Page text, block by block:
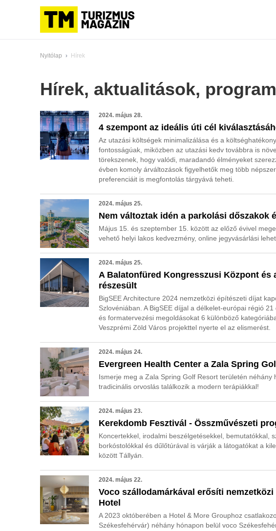
Nyitólap › Hírek
Hírek, aktualitások,
2024. május 28.
4 szempont az ideális úti cél
Az utazási költségek minimalizálása és a
fontosságúak, miközben az utazási kedv továbbra is
törekszenek, hogy valódi, maradandó élményeket
évben komoly árváltozások figyelhetők meg több
preferenciáit is megfontolás tárgyává teheti.
2024. május 25.
Nem változtak idén a parkolási dőszakok
Május 15. és szeptember 15. között az előző évivel
vehető helyi lakos kedvezmény, online jegyvásárlási
2024. május 25.
A Balatonfüred Kongresszusi Központ és
részesült
BigSEE Architecture 2024 nemzetközi építészeti díjat
Szlovéniában. A BigSEE díjjal a délkelet-európai régió
és formatervezési megoldásokat 6 különböző
Veszprémi Zöld Város projekttel nyerte el az elismerést.
2024. május 24.
Evergreen Health Center a Zala Spring
Ismerje meg a Zala Spring Golf Resort területén
tradicinális orvoslás találkozik a modern terápiákkal!
2024. május 23.
Kerekdomb Fesztivál - Összművészeti
Koncertekkel, irodalmi beszélgetésekkel, bemutatókkal,
borkóstolókkal és dűlőtúrával is várják a látogatókat a
között Tállyán.
2024. május 22.
Voco szállodamárkával erősíti
Hotel
A 2023 októberében a Hotel & More Grouphoz
Székesfehérvár) néhány hónapon belül voco